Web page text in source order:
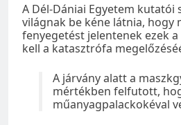
A Dél-Dániai Egyetem kutatói
világnak be kéne látnia, hogy
fenyegetést jelentenek ezek
kell a katasztrófa
A járvány alatt a
mértékben felfutott,
műanyagpalackokéval